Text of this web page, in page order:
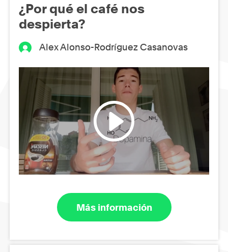
¿Por qué el café nos
despierta?
Alex Alonso-Rodríguez Casanovas
Más información